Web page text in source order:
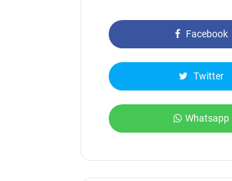
Facebook
Twitter
Whatsapp